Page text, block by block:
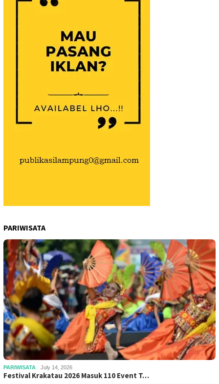
PARIWISATA
PARIWISATA July 14, 2026
Festival Krakatau 2026 Masuk 110 Event T…